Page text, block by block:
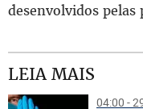
desenvolvidos pelas
LEIA MAIS
04:00 -